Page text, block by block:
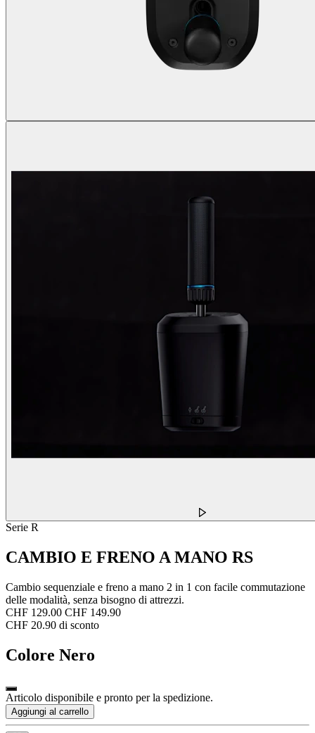
Serie R
CAMBIO E FRENO A MANO RS
Cambio sequenziale e freno a mano 2 in 1 con facile commutazione
delle modalità, senza bisogno di attrezzi.
CHF 129.00 CHF 149.90
CHF 20.90 di sconto
Colore Nero
Articolo disponibile e pronto per la spedizione.
Aggiungi al carrello